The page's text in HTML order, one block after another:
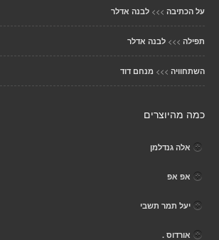
על הכתיבה >>> לבנה אדלר
תפילה >>> לבנה אדלר
השתחוויה >>> מנחם דוד
כמה מהיוצרים
אלה גנדלמן
אפ אפ
יעל תמר תשבי
אורדוס .